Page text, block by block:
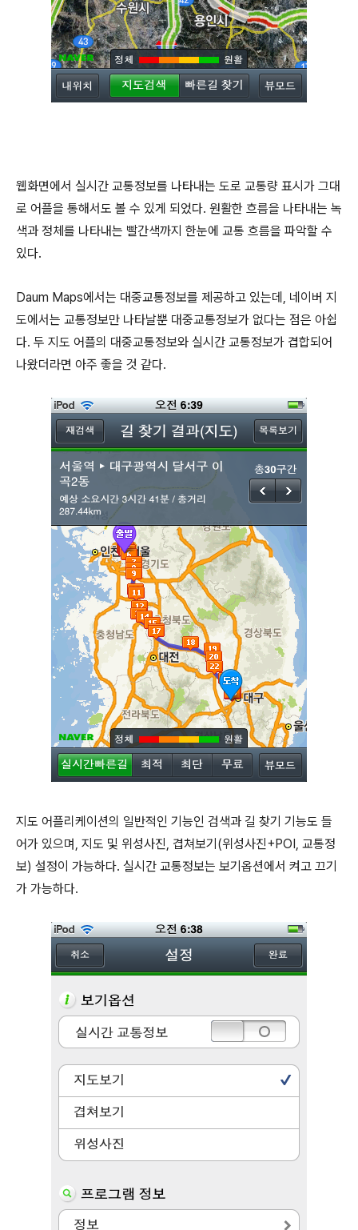
웹화면에서 실시간 교통정보를 나타내는 도로 교통량 표시가 그대
로 어플을 통해서도 볼 수 있게 되었다. 원활한 흐름을 나타내는 녹
색과 정체를 나타내는 빨간색까지 한눈에 교통 흐름을 파악할 수
있다.
Daum Maps에서는 대중교통정보를 제공하고 있는데, 네이버 지
도에서는 교통정보만 나타날뿐 대중교통정보가 없다는 점은 아쉽
다. 두 지도 어플의 대중교통정보와 실시간 교통정보가 겹합되어
나왔더라면 아주 좋을 것 같다.
지도 어플리케이션의 일반적인 기능인 검색과 길 찾기 기능도 들
어가 있으며, 지도 및 위성사진, 겹쳐보기(위성사진+POI, 교통정
보) 설정이 가능하다. 실시간 교통정보는 보기옵션에서 켜고 끄기
가 가능하다.